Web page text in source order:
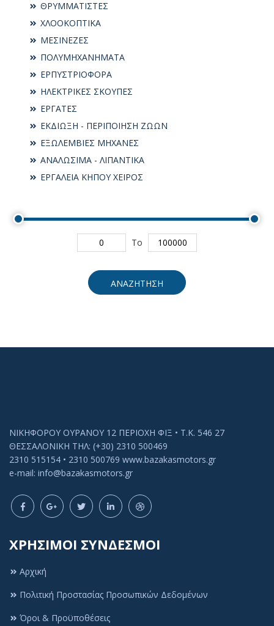
ΘΡΥΜΜΑΤΙΣΤΕΣ
ΧΛΟΟΚΟΠΤΙΚΑ
ΜΕΣΙΝΕΖΕΣ
ΠΟΛΥΜΗΧΑΝΗΜΑΤΑ
ΕΡΠΥΣΤΡΙΟΦΟΡΑ
ΗΛΕΚΤΡΙΚΕΣ ΣΚΟΥΠΕΣ
ΕΡΓΑΤΕΣ
ΕΚΔΙΩΞΗ - ΠΕΡΙΠΟΙΗΣΗ ΖΩΩΝ
ΕΞΩΛΕΜΒΙΕΣ ΜΗΧΑΝΕΣ
ΑΝΑΛΩΣΙΜΑ - ΛΙΠΑΝΤΙΚΑ
ΕΡΓΑΛΕΙΑ ΚΗΠΟΥ ΧΕΙΡΟΣ
To
ΑΝΑΖΗΤΗΣΗ
ΝΙΚΗΦΟΡΟΥ ΟΥΡΑΝΟΥ 12 ΠΕΡΙΟΧΗ ΦΙΞ • Τ.Κ. 546 27
ΘΕΣΣΑΛΟΝΙΚΗ ΤΗΛ: (+30) 2310 500469
2310 515154 • 2310 500769 www.bazakasmotors.gr
e-mail: info@bazakasmotors.gr
ΧΡΗΣΙΜΟΙ ΣΥΝΔΕΣΜΟΙ
Αρχική
Πολιτική Προστασίας Προσωπικών Δεδομένων
Όροι & Προϋποθέσεις